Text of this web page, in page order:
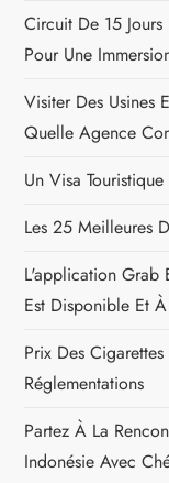
d
e
l
’
a
r
t
i
c
Circuit De 15
Pour Une
Visiter Des Usines
Quelle Agence
Un Visa
Les 25 Meilleures
L'application Grab
Est Disponible Et
Prix Des
Réglementations
Partez À La
Indonésie Avec